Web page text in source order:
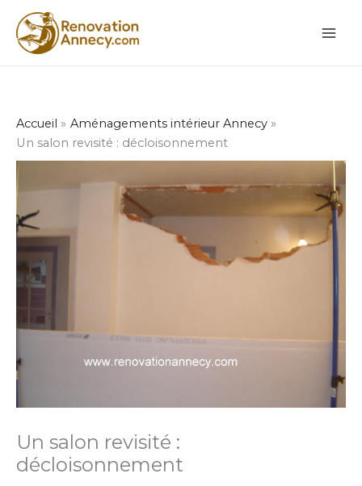
contenu
Accueil
Aménagements intérieur Annecy
Un salon revisité : décloisonnement
Un salon revisité :
décloisonnement